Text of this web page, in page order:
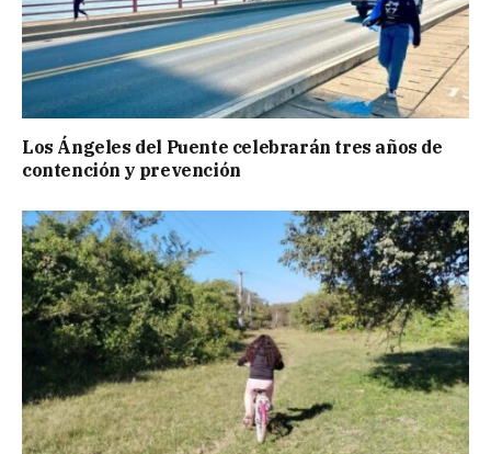
Los Ángeles del Puente celebrarán tres años de
contención y prevención